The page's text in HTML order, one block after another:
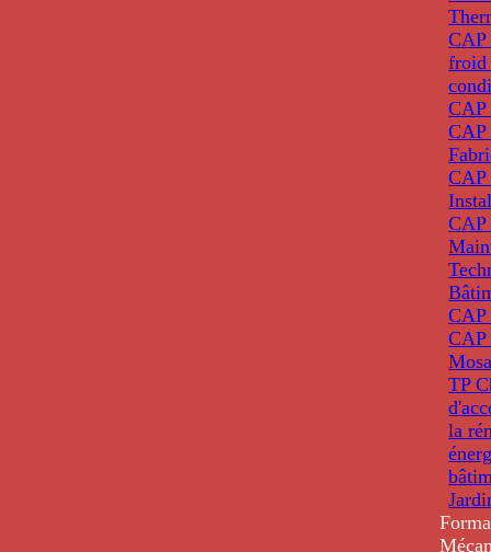
CAP
froid
CAP
CAP
CAP
CAP
CAP
CAP
TP
la